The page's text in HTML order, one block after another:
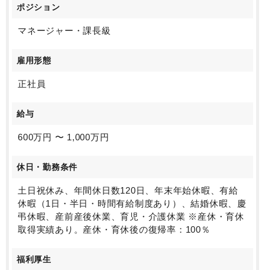
ポジション
マネージャー・課長級
雇用形態
正社員
給与
600万円 〜 1,000万円
休日・勤務条件
土日祝休み、年間休日数120日、年末年始休暇、有給
休暇（1日・半日・時間有給制度あり）、結婚休暇、慶
弔休暇、産前産後休業、育児・介護休業 ※産休・育休
取得実績あり。産休・育休後の復帰率：100％
福利厚生